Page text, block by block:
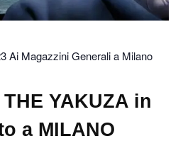
Ai Magazzini Generali a Milano
YAKUZA in
a MILANO